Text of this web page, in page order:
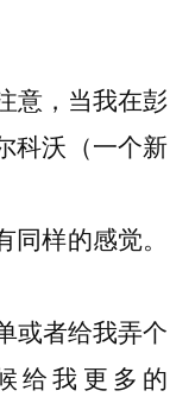
意，当我在彭
科沃（一个新
样的感觉。
或者给我弄个
给我更多的